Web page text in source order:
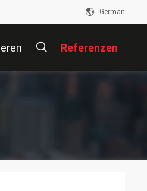
German
Referenzen